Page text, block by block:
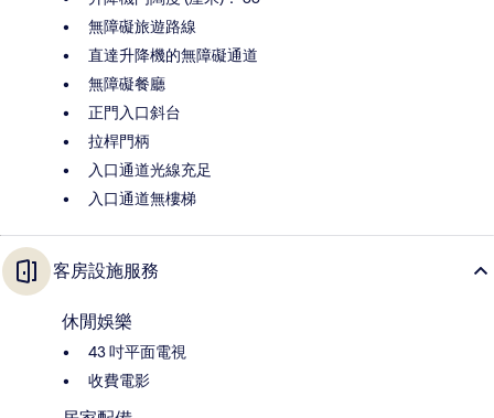
無障礙旅遊路線
直達升降機的無障礙通道
無障礙餐廳
正門入口斜台
拉桿門柄
入口通道光線充足
入口通道無樓梯
客房設施服務
休閒娛樂
43 吋平面電視
收費電影